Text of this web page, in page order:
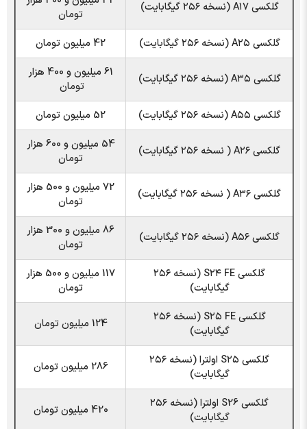
گلکسی A۱۷ (نسخه ۲۵۶ گیگابایت)
تومان
گلکسی A۲۵ (نسخه ۲۵۶ گیگابایت)
42 میلیون تومان
گلکسی A۳۵ (نسخه ۲۵۶ گیگابایت)
61 میلیون و 400 هزار
تومان
گلکسی A۵۵ (نسخه ۲۵۶ گیگابایت)
52 میلیون تومان
گلکسی A۲۶ ( نسخه ۲۵۶ گیگابایت)
54 میلیون و 600 هزار
تومان
گلکسی A۳۶ ( نسخه ۲۵۶ گیگابایت)
72 میلیون و 500 هزار
تومان
گلکسی A۵۶ (نسخه ۲۵۶ گیگابایت)
86 میلیون و 300 هزار
تومان
گلکسی S۲۴ FE (نسخه ۲۵۶
گیگابایت)
117 میلیون و 500 هزار
تومان
گلکسی S۲۵ FE (نسخه ۲۵۶
گیگابایت)
124 میلیون تومان
گلکسی S۲۵ اولترا (نسخه ۲۵۶
گیگابایت)
286 میلیون تومان
گلکسی S26 اولترا (نسخه ۲۵۶
گیگابایت)
420 میلیون تومان